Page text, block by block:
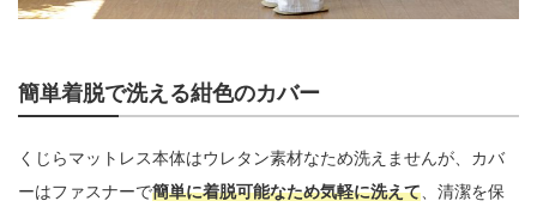
簡単着脱で洗える紺色のカバー
くじらマットレス本体はウレタン素材なため洗えませんが、カバ
ーはファスナーで簡単に着脱可能なため気軽に洗えて、清潔を保